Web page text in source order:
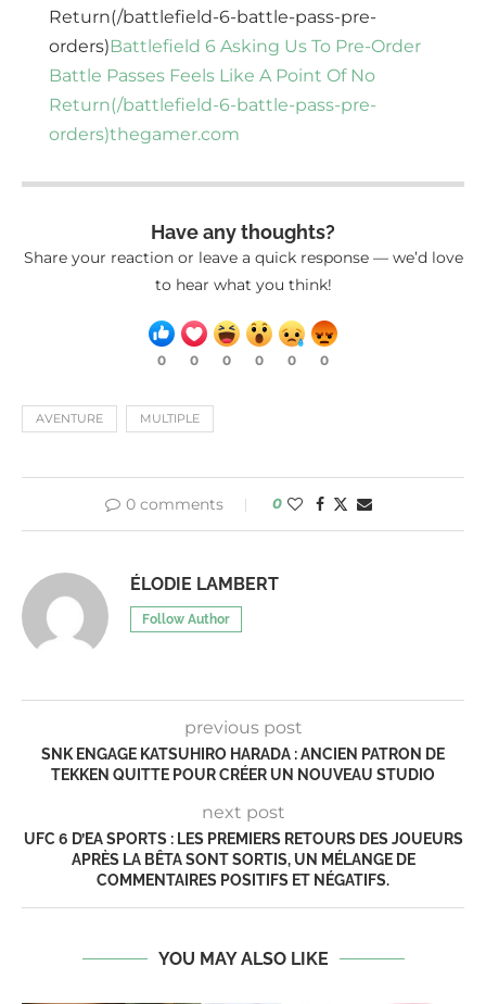
Return(/battlefield-6-battle-pass-pre-
orders)Battlefield 6 Asking Us To Pre-Order
Battle Passes Feels Like A Point Of No
Return(/battlefield-6-battle-pass-pre-
orders)thegamer.com
Have any thoughts?
Share your reaction or leave a quick response — we’d love
to hear what you think!
0 0 0 0 0 0
AVENTURE MULTIPLE
0 comments 0
ÉLODIE LAMBERT
Follow Author
previous post
SNK ENGAGE KATSUHIRO HARADA : ANCIEN PATRON DE
TEKKEN QUITTE POUR CRÉER UN NOUVEAU STUDIO
next post
UFC 6 D’EA SPORTS : LES PREMIERS RETOURS DES JOUEURS
APRÈS LA BÊTA SONT SORTIS, UN MÉLANGE DE
COMMENTAIRES POSITIFS ET NÉGATIFS.
YOU MAY ALSO LIKE